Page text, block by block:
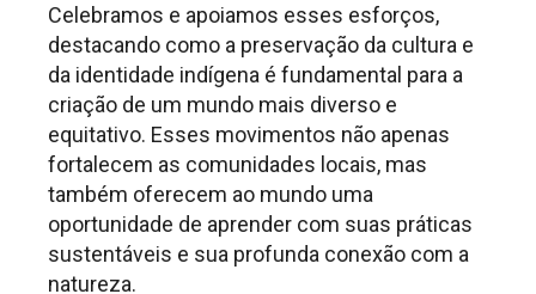
Celebramos e apoiamos esses esforços,
destacando como a preservação da cultura e
da identidade indígena é fundamental para a
criação de um mundo mais diverso e
equitativo. Esses movimentos não apenas
fortalecem as comunidades locais, mas
também oferecem ao mundo uma
oportunidade de aprender com suas práticas
sustentáveis e sua profunda conexão com a
natureza.